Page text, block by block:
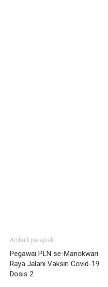
Artikulli paraprak
Pegawai PLN se-Manokwari
Raya Jalani Vaksin Covid-19
Dosis 2